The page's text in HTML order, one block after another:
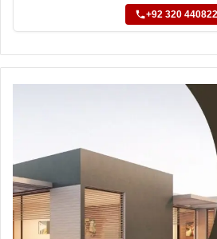
+92 320